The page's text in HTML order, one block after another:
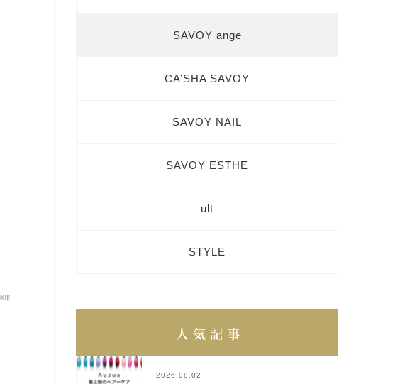
SAVOY ange
CA’SHA SAVOY
SAVOY NAIL
SAVOY ESTHE
ult
STYLE
2026.08.02